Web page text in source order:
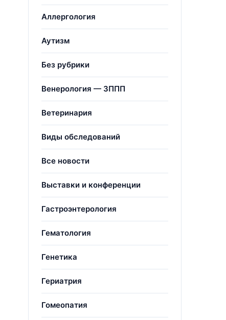
Аллергология
Аутизм
Без рубрики
Венерология — ЗППП
Ветеринария
Виды обследований
Все новости
Выставки и конференции
Гастроэнтерология
Гематология
Генетика
Гериатрия
Гомеопатия